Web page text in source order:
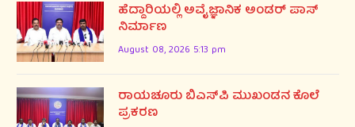
ಹೆದ್ದಾರಿಯಲ್ಲಿ ಅವೈಜ್ಞಾನಿಕ ಅಂಡರ್ ಪಾಸ್
ನಿರ್ಮಾಣ
August 08, 2026 5:13 pm
ರಾಯಚೂರು ಬಿಎಸ್‌ಪಿ ಮುಖಂಡನ ಕೊಲೆ
ಪ್ರಕರಣ